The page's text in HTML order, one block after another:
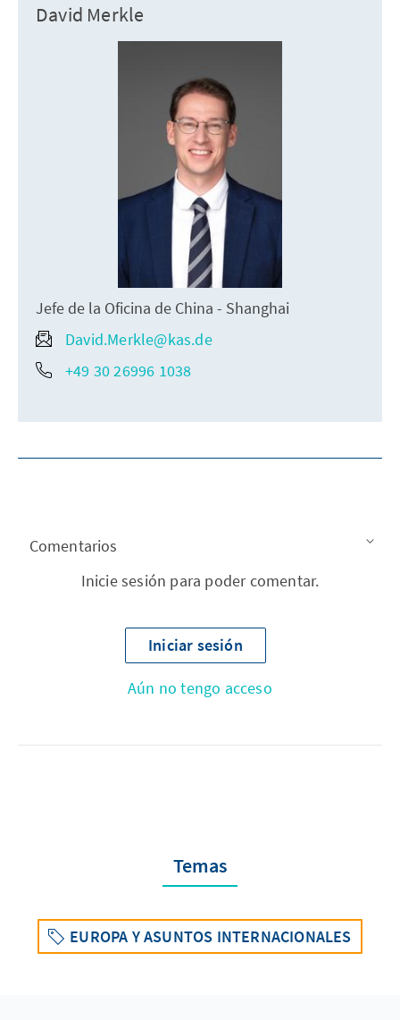
David Merkle
Jefe de la Oficina de China - Shanghai
David.Merkle@kas.de
+49 30 26996 1038
Comentarios
Inicie sesión para poder comentar.
Iniciar sesión
Aún no tengo acceso
Temas
EUROPA Y ASUNTOS INTERNACIONALES